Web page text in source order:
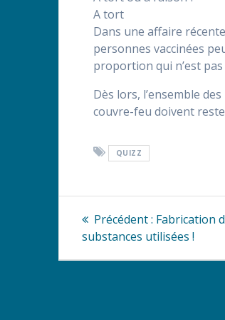
A tort
Dans une affaire
personnes vaccinées
proportion qui n’est
Dès lors, l’ensemble
couvre-feu doivent
QUIZZ
Navigation
de
Précédent : Article
précédent
Fabrication
substances utilisées !